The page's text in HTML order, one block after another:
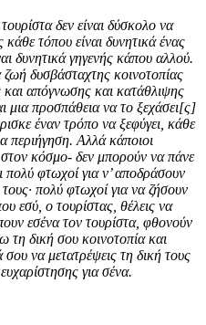
δεν είναι δύσκολο να
τόπου είναι δυνητικά ένας
δυνητικά γηγενής κάπου αλλού.
δυσβάσταχτης κοινοτοπίας
απόγνωσης και κατάθλιψης
μια προσπάθεια να το ξεχάσει[ς]
έναν τρόπο να ξεφύγει, κάθε
περιήγηση. Αλλά κάποιοι
στον κόσμο- δεν μπορούν να πάνε
φτωχοί για ν’ αποδράσουν
πολύ φτωχοί για να ζήσουν
εσύ, ο τουρίστας, θέλεις να
εσένα τον τουρίστα, φθονούν
τη δική σου κοινοτοπία και
να μετατρέψεις τη δική τους
για σένα.